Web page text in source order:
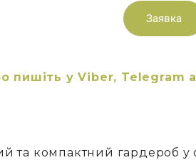
Заявка
пишіть у Viber, Telegram
та компактний гардероб у